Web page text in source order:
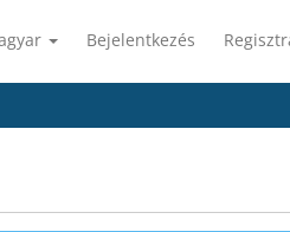
Bejelentkezés